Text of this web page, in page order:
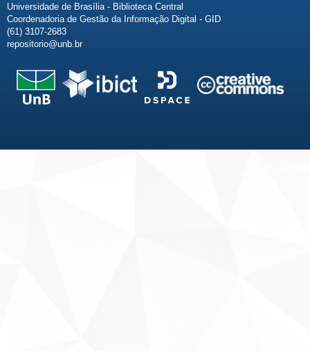
Universidade de Brasília - Biblioteca Central
Coordenadoria de Gestão da Informação Digital - GID
(61) 3107-2683
repositorio@unb.br